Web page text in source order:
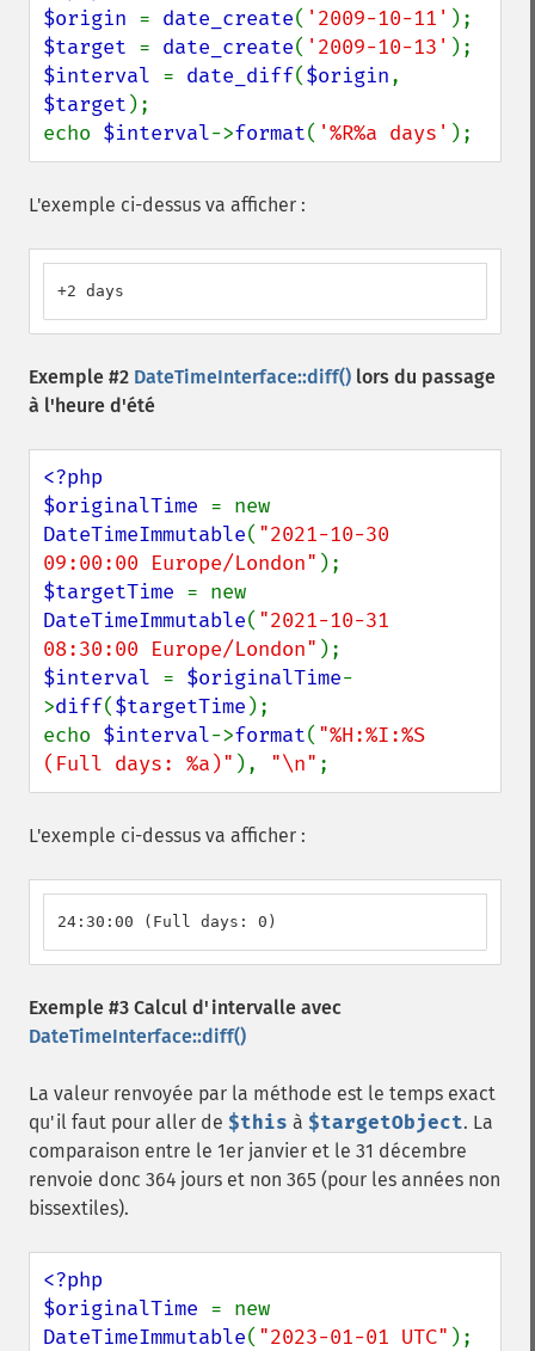
$origin = date_create( '2009-10-11'
$target = date_create( '2009-10-13'
$interval = date_diff($origin
$target );
echo $interval->format( '%R%a days' );
L'exemple ci-dessus va afficher :
+2 days
Exemple #2 DateTimeInterface::diff() lors du passage
à l'heure d'été
<?php
$originalTime
DateTimeImmutable( "2021-10-30
09:00:00 Europe/London"
$targetTime
DateTimeImmutable( "2021-10-31
08:30:00 Europe/London"
$interval = $originalTime-
>diff($targetTime );
echo $interval->format( "%H:%I:%S
(Full days: %a)" ), "\n" ;
L'exemple ci-dessus va afficher :
24:30:00 (Full days: 0)
Exemple #3 Calcul d'intervalle avec
DateTimeInterface::diff()
La valeur renvoyée par la méthode est le temps exact
qu'il faut pour aller de $this à $targetObject. La
comparaison entre le 1er janvier et le 31 décembre
renvoie donc 364 jours et non 365 (pour les années non
bissextiles).
<?php
$originalTime
DateTimeImmutable( "2023-01-01 UTC"